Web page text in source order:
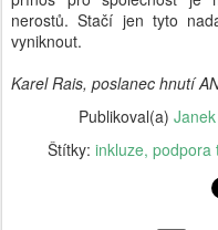
nerostů. Stačí jen tyto
vyniknout.
Karel Rais, poslanec hnutí
Publikoval(a)
Štítky: inkluze podpora